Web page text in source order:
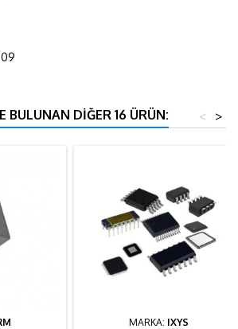
BULUNAN DIĞER 16 ÜRÜN: >
<
MARKA: IXYS